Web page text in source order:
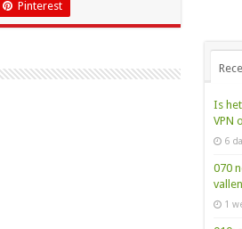
Pinterest
Is
VPN
6
070
1